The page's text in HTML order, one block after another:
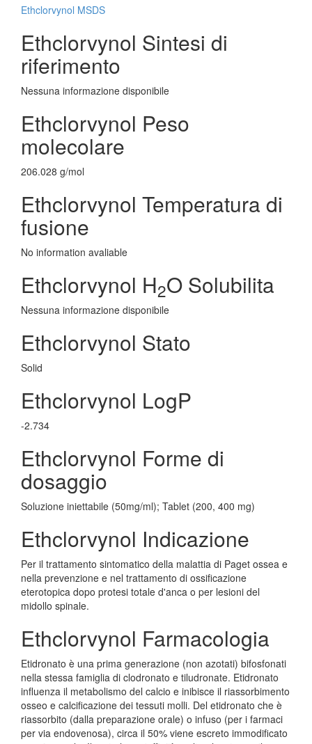
Ethclorvynol MSDS
Ethclorvynol Sintesi di
riferimento
Nessuna informazione disponibile
Ethclorvynol Peso
molecolare
206.028 g/mol
Ethclorvynol Temperatura di
fusione
No information avaliable
Ethclorvynol H2O Solubilita
Nessuna informazione disponibile
Ethclorvynol Stato
Solid
Ethclorvynol LogP
-2.734
Ethclorvynol Forme di
dosaggio
Soluzione iniettabile (50mg/ml); Tablet (200, 400 mg)
Ethclorvynol Indicazione
Per il trattamento sintomatico della malattia di Paget ossea e
nella prevenzione e nel trattamento di ossificazione
eterotopica dopo protesi totale d'anca o per lesioni del
midollo spinale.
Ethclorvynol Farmacologia
Etidronato è una prima generazione (non azotati) bifosfonati
nella stessa famiglia di clodronato e tiludronate. Etidronato
influenza il metabolismo del calcio e inibisce il riassorbimento
osseo e calcificazione dei tessuti molli. Del etidronato che è
riassorbito (dalla preparazione orale) o infuso (per i farmaci
per via endovenosa), circa il 50% viene escreto immodificato